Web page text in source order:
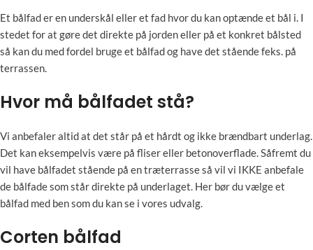
Et bålfad er en underskål eller et fad hvor du kan optænde et bål i. I
stedet for at gøre det direkte på jorden eller på et konkret bålsted
så kan du med fordel bruge et bålfad og have det stående feks. på
terrassen.
Hvor må bålfadet stå?
Vi anbefaler altid at det står på et hårdt og ikke brændbart underlag.
Det kan eksempelvis være på fliser eller betonoverflade. Såfremt du
vil have bålfadet stående på en træterrasse så vil vi IKKE anbefale
de bålfade som står direkte på underlaget. Her bør du vælge et
bålfad med ben som du kan se i vores udvalg.
Corten bålfad